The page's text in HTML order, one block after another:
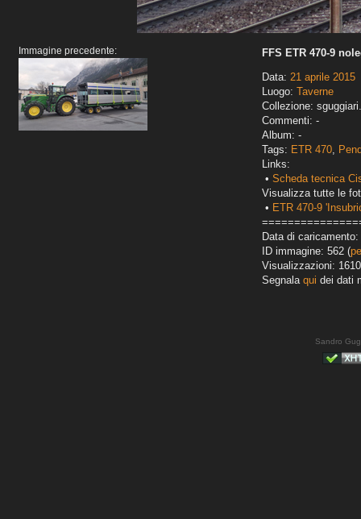
Immagine precedente:
FFS ETR 470-9
Data: 21 aprile 2015
Luogo: Taverne
Collezione:
Commenti: -
Album: -
Tags: ETR 470,
Links:
• Scheda tecnica
Visualizza tutte le
• ETR 470-9
Data di caricamento:
ID immagine: 562 (
Visualizzazioni: 1610
Segnala qui dei dati
Sandro